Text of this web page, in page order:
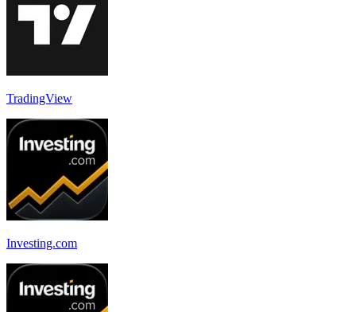
TradingView
Investing.com